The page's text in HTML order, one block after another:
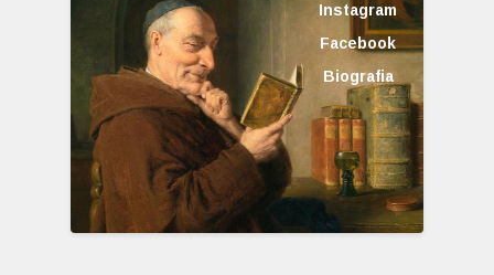
Instagram
Facebook
Biografia